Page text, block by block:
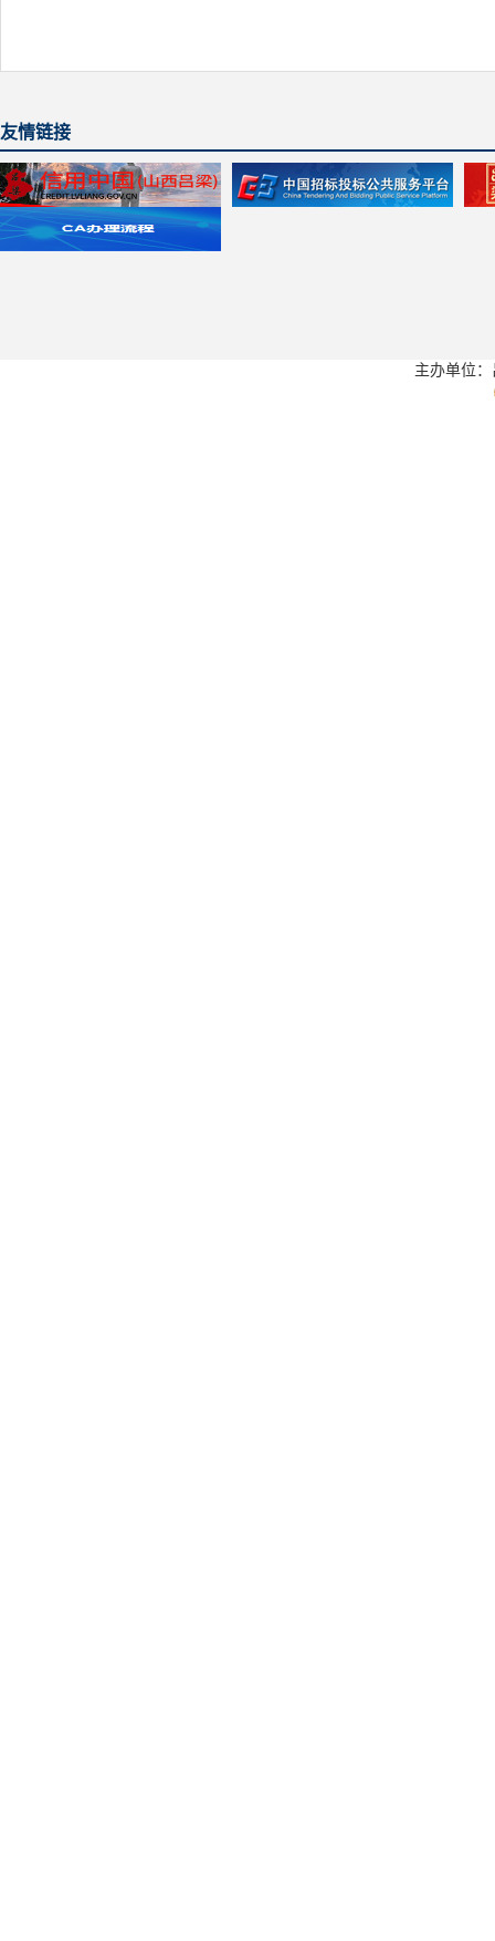
友情链接
主办单位